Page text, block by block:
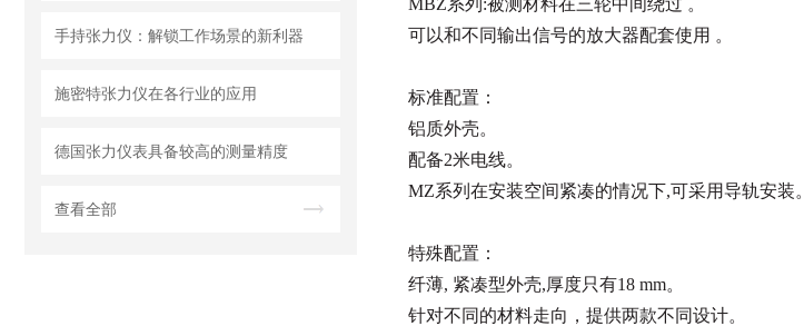
手持张力仪：解锁工作场景的新利器
施密特张力仪在各行业的应用
德国张力仪表具备较高的测量精度
查看全部
MBZ系列:被测材料在三轮中间绕过 。
可以和不同输出信号的放大器配套使用 。
标准配置：
铝质外壳。
配备2米电线。
MZ系列在安装空间紧凑的情况下,可采用导轨安装。
特殊配置：
纤薄, 紧凑型外壳,厚度只有18 mm。
针对不同的材料走向，提供两款不同设计。